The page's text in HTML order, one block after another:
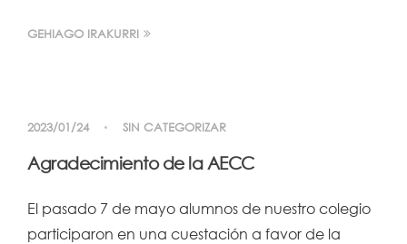
GEHIAGO IRAKURRI
2023/01/24 SIN CATEGORIZAR
Agradecimiento de la AECC
El pasado 7 de mayo alumnos de nuestro colegio
participaron en una cuestación a favor de la